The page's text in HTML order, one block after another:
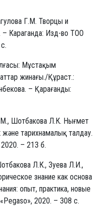
Г.М. Творцы и
– Караганда: Изд-во ТОО
Мұстақым
жинағы./Құраст.:
– Қарағанды:
Шотбакова Л.К. Нығмет
және тарихнамалық талдау.
– 213 б.
Л.К., Зуева Л.И.,
знание как основа
опыт, практика, новые
2020. – 308 с.